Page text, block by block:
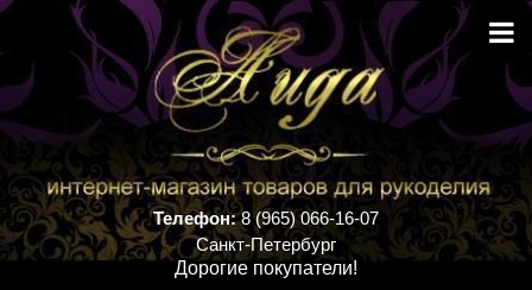
Телефон:8 (965) 066-16-07
Санкт-Петербург
Дорогие покупатели!